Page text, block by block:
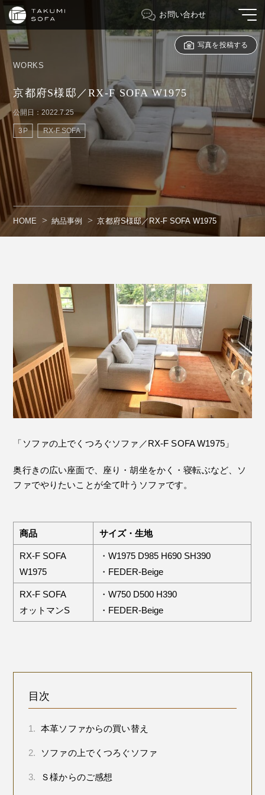
お問い合わせ
WORKS
京都府S様邸／RX-F SOFA W1975
公開日：2022.7.25
3P RX-F SOFA
HOME 納品事例 京都府S様邸／RX-F SOFA W1975
写真を投稿する
「ソファの上でくつろぐソファ／RX-F SOFA W1975」
奥行きの広い座面で、座り・胡坐をかく・寝転ぶなど、ソ
ファでやりたいことが全て叶うソファです。
商品 サイズ・生地
RX-F SOFA
W1975
・W1975 D985 H690 SH390
・FEDER-Beige
RX-F SOFA
オットマンS
・W750 D500 H390
・FEDER-Beige
目次
1. 本革ソファからの買い替え
2. ソファの上でくつろぐソファ
3. Ｓ様からのご感想